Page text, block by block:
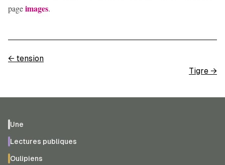
pageimages.
← tension
Tigre →
Une
Lectures publiques
Oulipiens